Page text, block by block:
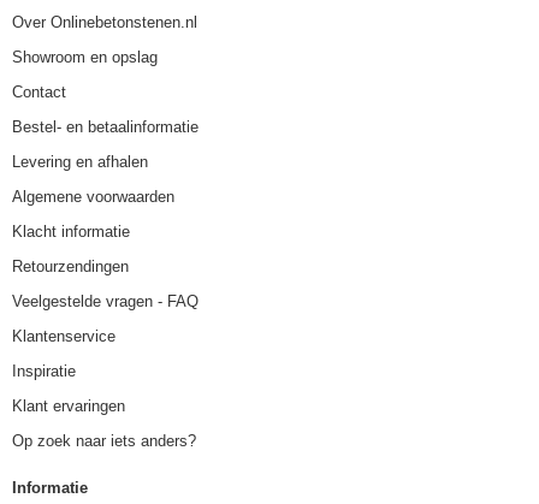
Over Onlinebetonstenen.nl
Showroom en opslag
Contact
Bestel- en betaalinformatie
Levering en afhalen
Algemene voorwaarden
Klacht informatie
Retourzendingen
Veelgestelde vragen - FAQ
Klantenservice
Inspiratie
Klant ervaringen
Op zoek naar iets anders?
Informatie